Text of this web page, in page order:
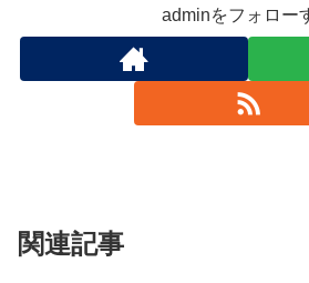
adminをフォロー
関連記事